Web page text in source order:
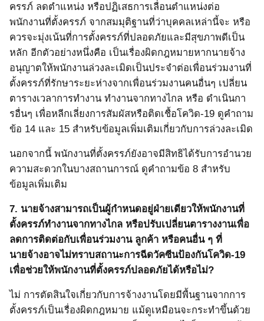
ครรภ์ ลดตำแหน่ง หรือปฏิเสธการเลื่อนตำแหน่งต่อ
พนักงานที่ตั้งครรภ์ จากสมมุติฐานที่ว่าบุคคลเหล่านี้จะ หรือ
ควรจะมุ่งเน้นที่การตั้งครรภ์ที่ปลอดภัยและมีสุขภาพดีเป็น
หลัก อีกตัวอย่างหนึ่งคือ เป็นเรื่องผิดกฎหมายหากนายจ้าง
อนุญาตให้พนักงานล่วงละเมิดเป็นประจำต่อเพื่อนร่วมงานที่
ตั้งครรภ์ที่รักษาระยะห่างจากเพื่อนร่วมงานคนอื่นๆ เปลี่ยน
ตารางเวลาการทำงาน ทำงานจากทางไกล หรือ ดำเนินกา
รอื่นๆ เพื่อหลีกเลี่ยงการสัมผัสหรือติดเชื้อโควิด-19 ดูคำถาม
ข้อ 14 และ 15 สำหรับข้อมูลเพิ่มเติมเกี่ยวกับการล่วงละเมิด
นอกจากนี้ พนักงานที่ตั้งครรภ์ยังอาจมีสิทธิได้รับการอำนวย
ความสะดวกในบางสถานการณ์ ดูคำถามข้อ 8 สำหรับ
ข้อมูลเพิ่มเติม
7. นายจ้างสามารถเป็นผู้กำหนดอยู่ฝ่ายเดียวให้พนักงานที่
ตั้งครรภ์ทำงานจากทางไกล หรือปรับเปลี่ยนตารางงานเพื่อ
ลดการติดต่อกับเพื่อนร่วมงาน ลูกค้า หรือคนอื่น ๆ ที่
นายจ้างอาจไม่ทราบสถานะการฉีดวัคซีนป้องกันโควิด-19
เพื่อช่วยให้พนักงานที่ตั้งครรภ์ปลอดภัยได้หรือไม่?
ไม่ การตัดสินใจเกี่ยวกับการจ้างงานโดยมีพื้นฐานจากการ
ตั้งครรภ์เป็นเรื่องผิดกฎหมาย แม้ดูเหมือนจะกระทำขึ้นด้วย